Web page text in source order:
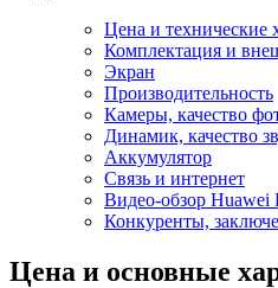
Цена и технические
Комплектация и
Экран
Производительность
Камеры, качество
Динамик, качество
Аккумулятор
Связь и интернет
Видео-обзор Huawei
Конкуренты,
Цена и основные